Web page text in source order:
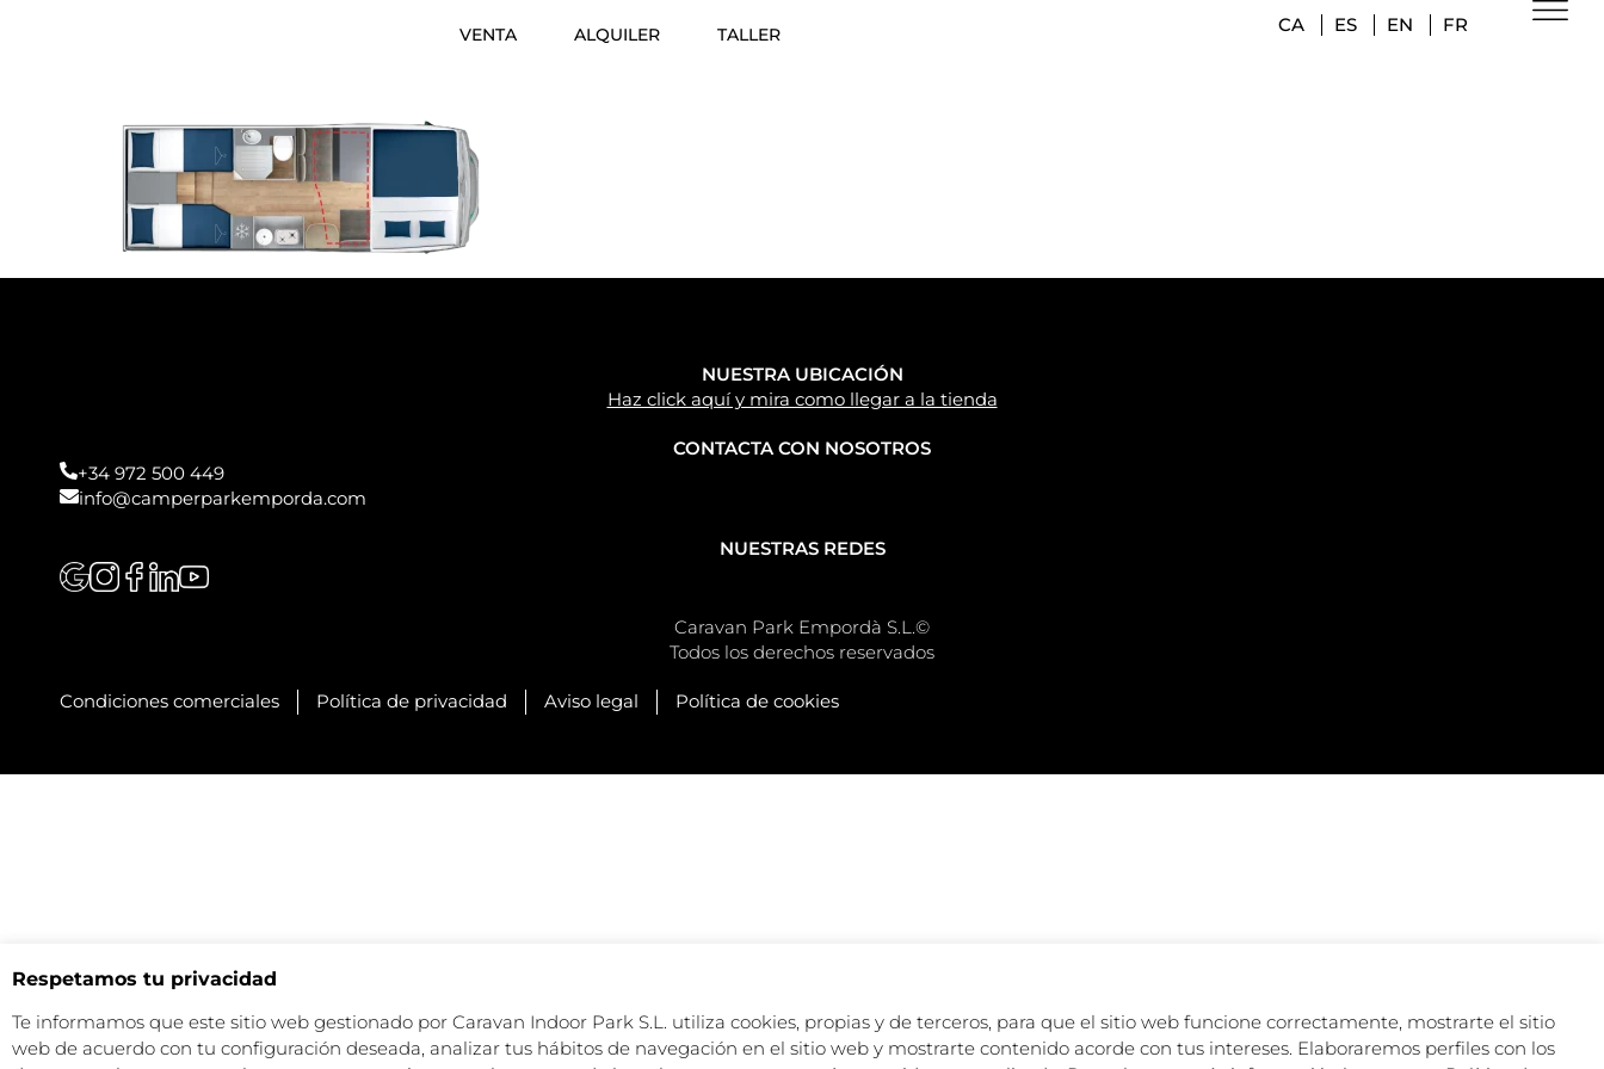
VENTA ALQUILER TALLER CA ES EN FR
NUESTRA UBICACIÓN
Haz click aquí y mira como llegar a la tienda
CONTACTA CON NOSOTROS
+34 972 500 449
info@camperparkemporda.com
NUESTRAS REDES
Caravan Park Empordà S.L.©
Todos los derechos reservados
Condiciones comerciales Política de privacidad Aviso legal Política de cookies
Respetamos tu privacidad
Te informamos que este sitio web gestionado por Caravan Indoor Park S.L. utiliza cookies, propias y de terceros, para que el sitio web funcione correctamente, mostrarte el sitio
web de acuerdo con tu configuración deseada, analizar tus hábitos de navegación en el sitio web y mostrarte contenido acorde con tus intereses. Elaboraremos perfiles con los